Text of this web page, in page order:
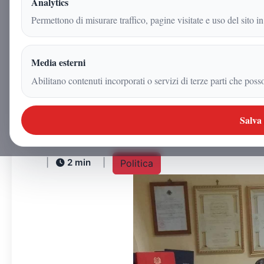
DIRETTORE DEI
GIURIDICHE,
POLITICHE,
FILOSOFIA E
14 novembre 2025
2 min Politica
Permettono di misurare traffico, pagine visitate e uso del sito
Media esterni
Abilitano contenuti incorporati o servizi di terze parti che